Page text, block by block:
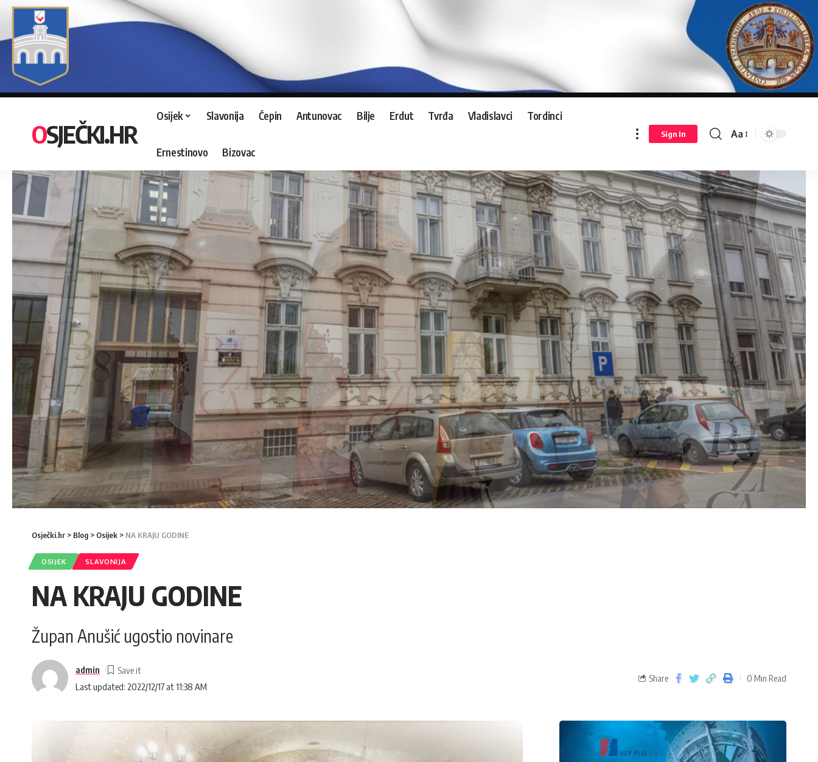
OSJEČKI.HR
Osijek Slavonija Čepin Antunovac Bilje Erdut Tvrđa Vladislavci Tordinci
Ernestinovo Bizovac
Sign In Aa
Osječki.hr > Blog > Osijek > NA KRAJU GODINE
OSIJEK SLAVONIJA
NA KRAJU GODINE
Župan Anušić ugostio novinare
Last updated: 2022/12/17 at 11:38 AM
admin
Share 0 Min Read